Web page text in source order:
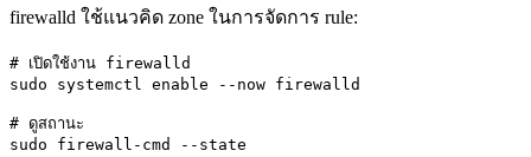
firewalld ใช้แนวคิด zone ในการจัดการ rule:
# เปิดใช้งาน firewalld
sudo systemctl enable --now firewalld
# ดูสถานะ
sudo firewall-cmd --state